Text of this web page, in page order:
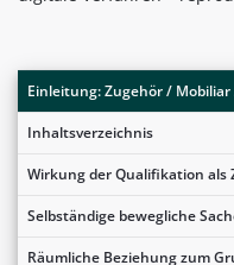
Einleitung: Zugehör /
Inhaltsverzeichnis
Wirkung der Qualifikation als
Selbständige bewegliche
Räumliche Beziehung zum